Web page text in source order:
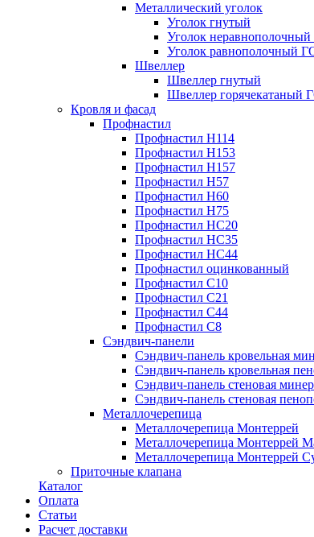
Металлический уголок
Уголок гнутый
Уголок
Уголок равнополочный
Швеллер
Швеллер гнутый
Швеллер горячекатаный
Кровля и фасад
Профнастил
Профнастил Н114
Профнастил Н153
Профнастил Н157
Профнастил Н57
Профнастил Н60
Профнастил Н75
Профнастил НС20
Профнастил НС35
Профнастил НС44
Профнастил оцинкованный
Профнастил С10
Профнастил С21
Профнастил С44
Профнастил С8
Сэндвич-панели
Сэндвич-панель кровельная
Сэндвич-панель кровельная
Сэндвич-панель стеновая
Сэндвич-панель стеновая
Металлочерепица
Металлочерепица Монтеррей
Металлочерепица Монтеррей
Металлочерепица Монтеррей
Приточные клапана
Каталог
Оплата
Статьи
Расчет доставки